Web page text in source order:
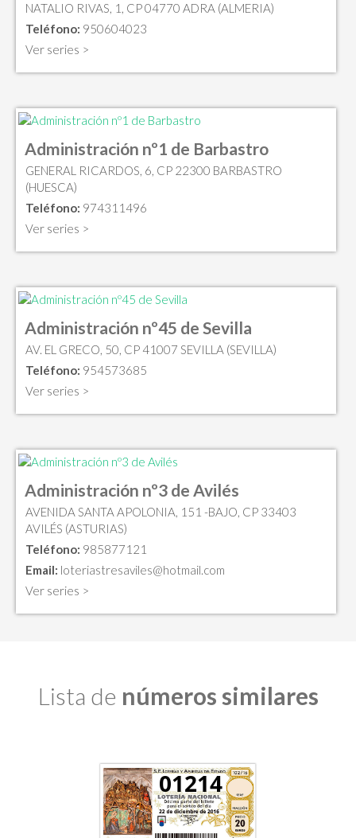
NATALIO RIVAS, 1, CP 04770 ADRA (ALMERIA)
Teléfono: 950604023
Ver series >
Administración nº1 de Barbastro
GENERAL RICARDOS, 6, CP 22300 BARBASTRO
(HUESCA)
Teléfono: 974311496
Ver series >
Administración nº45 de Sevilla
AV. EL GRECO, 50, CP 41007 SEVILLA (SEVILLA)
Teléfono: 954573685
Ver series >
Administración nº3 de Avilés
AVENIDA SANTA APOLONIA, 151 -BAJO, CP 33403
AVILÉS (ASTURIAS)
Teléfono: 985877121
Email: loteriastresaviles@hotmail.com
Ver series >
Lista de números similares
01214